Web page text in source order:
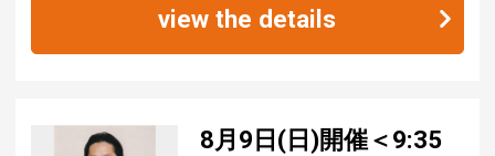
view the details
8月9日(日)開催＜9:35